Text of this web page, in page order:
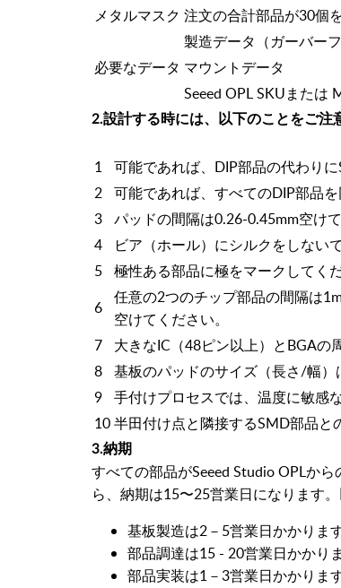
メタルマスク 注文の合計部品が30個
必要なデータ
製造データ（ガーバーフ
マウントデータ
Seeed OPL SKUまたは
2.設計する時には、以下のことをご注
1 可能であれば、DIP部品の代わり
2 可能であれば、すべてのDIP部品
3 パッドの間隔は0.26-0.45mm空けて
4
ビア（ホール）にシルクをしない
5 極性ある部品に極をマークしてくだ
6
任意の2つのチップ部品の間隔は
空けてください。
7
大きなIC（48ピン以上）とBGAの
8 基板のパッドのサイズ（長さ/幅）
9 手付けプロセスでは、温度に敏感
10半田付け点と隣接するSMD部品と
3.納期
すべての部品がSeeed Studio OPLか
ら、納期は15〜25営業日になります
基板製造は2－5営業日かかります
部品調達は15 - 20営業日かかりま
部品実装は1－3営業日かかります